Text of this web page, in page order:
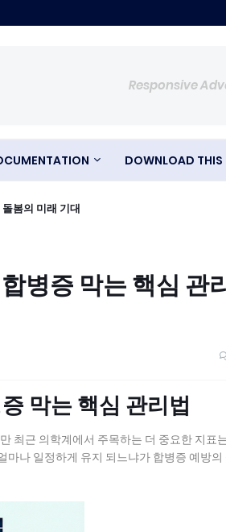
Responsive
DOWNLOAD THIS
봄의 미래 기대
병증 막는 핵심 관
막는 핵심 관리법
최근 의학계에서 주목하는 더 중요한 지표
나 일정하게 유지 되느냐가 합병증 예방의